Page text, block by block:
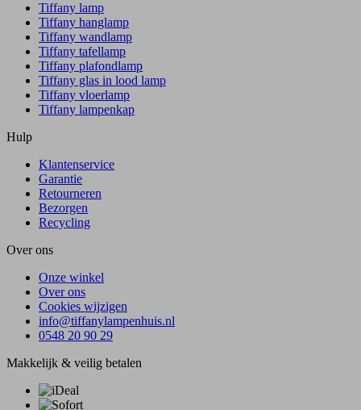
Tiffany lamp
Tiffany hanglamp
Tiffany wandlamp
Tiffany tafellamp
Tiffany plafondlamp
Tiffany glas in lood lamp
Tiffany vloerlamp
Tiffany lampenkap
Hulp
Klantenservice
Garantie
Retourneren
Bezorgen
Recycling
Over ons
Onze winkel
Over ons
Cookies wijzigen
info@tiffanylampenhuis.nl
0548 20 90 29
Makkelijk & veilig betalen